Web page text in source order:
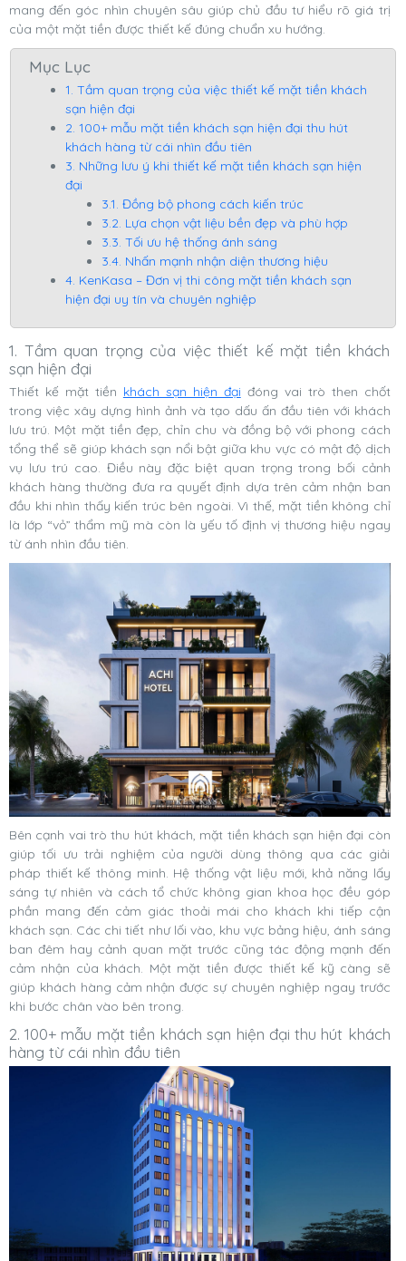
mang đến góc nhìn chuyên sâu giúp chủ đầu tư hiểu rõ giá trị
của một mặt tiền được thiết kế đúng chuẩn xu hướng.
Mục Lục
1. Tầm quan trọng của việc thiết kế mặt tiền khách
sạn hiện đại
2. 100+ mẫu mặt tiền khách sạn hiện đại thu hút
khách hàng từ cái nhìn đầu tiên
3. Những lưu ý khi thiết kế mặt tiền khách sạn hiện
đại
3.1. Đồng bộ phong cách kiến trúc
3.2. Lựa chọn vật liệu bền đẹp và phù hợp
3.3. Tối ưu hệ thống ánh sáng
3.4. Nhấn mạnh nhận diện thương hiệu
4. KenKasa – Đơn vị thi công mặt tiền khách sạn
hiện đại uy tín và chuyên nghiệp
1. Tầm quan trọng của việc thiết kế mặt tiền khách
sạn hiện đại
Thiết kế mặt tiền khách sạn hiện đại đóng vai trò then chốt
trong việc xây dựng hình ảnh và tạo dấu ấn đầu tiên với khách
lưu trú. Một mặt tiền đẹp, chỉn chu và đồng bộ với phong cách
tổng thể sẽ giúp khách sạn nổi bật giữa khu vực có mật độ dịch
vụ lưu trú cao. Điều này đặc biệt quan trọng trong bối cảnh
khách hàng thường đưa ra quyết định dựa trên cảm nhận ban
đầu khi nhìn thấy kiến trúc bên ngoài. Vì thế, mặt tiền không chỉ
là lớp “vỏ” thẩm mỹ mà còn là yếu tố định vị thương hiệu ngay
từ ánh nhìn đầu tiên.
Bên cạnh vai trò thu hút khách, mặt tiền khách sạn hiện đại còn
giúp tối ưu trải nghiệm của người dùng thông qua các giải
pháp thiết kế thông minh. Hệ thống vật liệu mới, khả năng lấy
sáng tự nhiên và cách tổ chức không gian khoa học đều góp
phần mang đến cảm giác thoải mái cho khách khi tiếp cận
khách sạn. Các chi tiết như lối vào, khu vực bảng hiệu, ánh sáng
ban đêm hay cảnh quan mặt trước cũng tác động mạnh đến
cảm nhận của khách. Một mặt tiền được thiết kế kỹ càng sẽ
giúp khách hàng cảm nhận được sự chuyên nghiệp ngay trước
khi bước chân vào bên trong.
2. 100+ mẫu mặt tiền khách sạn hiện đại thu hút khách
hàng từ cái nhìn đầu tiên